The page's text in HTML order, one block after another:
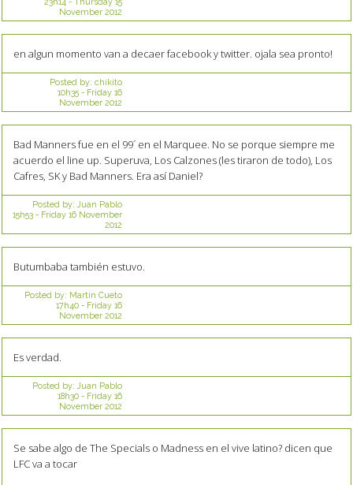
November 2012
en algun momento van a decaer facebook y twitter. ojala sea pronto!
Posted by: chikito
10h35- Friday 16
November 2012
Bad Manners fue en el 99´ en el Marquee. No se porque siempre me
acuerdo el line up. Superuva, Los Calzones (les tiraron de todo), Los
Cafres, SK y Bad Manners. Era así Daniel?
Posted by: Juan Pablo
15h53- Friday 16 November
2012
Butumbaba también estuvo.
Posted by: Martin Cueto
17h40- Friday 16
November 2012
Es verdad.
Posted by: Juan Pablo
18h30- Friday 16
November 2012
Se sabe algo de The Specials o Madness en el vive latino? dicen que
LFC va a tocar